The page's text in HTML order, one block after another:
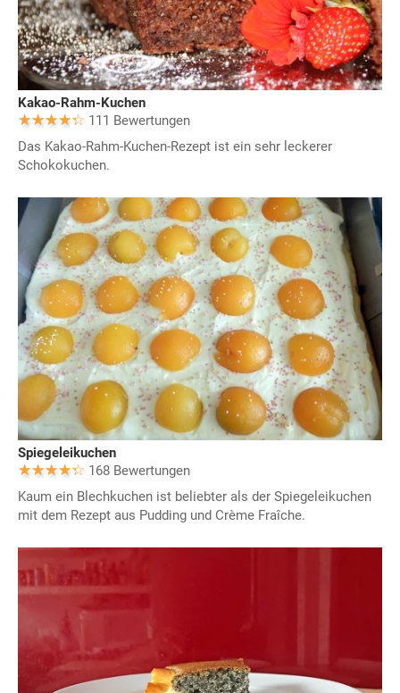
Kakao-Rahm-Kuchen
111 Bewertungen
Das Kakao-Rahm-Kuchen-Rezept ist ein sehr leckerer
Schokokuchen.
Spiegeleikuchen
168 Bewertungen
Kaum ein Blechkuchen ist beliebter als der Spiegeleikuchen
mit dem Rezept aus Pudding und Crème Fraîche.